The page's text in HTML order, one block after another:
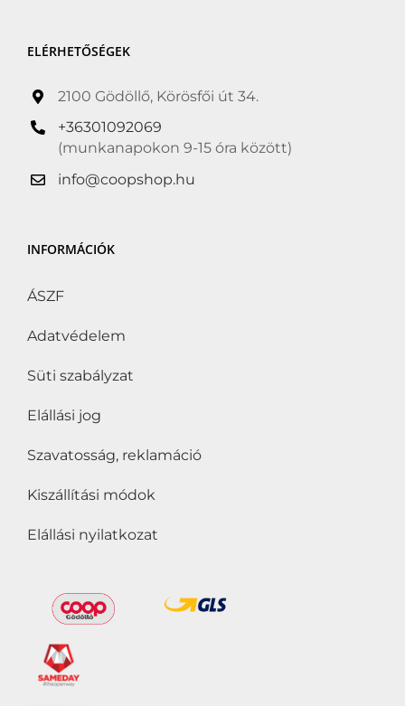
ELÉRHETŐSÉGEK
2100 Gödöllő, Körösfői út 34.
+36301092069
(munkanapokon 9-15 óra között)
info@coopshop.hu
INFORMÁCIÓK
ÁSZF
Adatvédelem
Süti szabályzat
Elállási jog
Szavatosság, reklamáció
Kiszállítási módok
Elállási nyilatkozat